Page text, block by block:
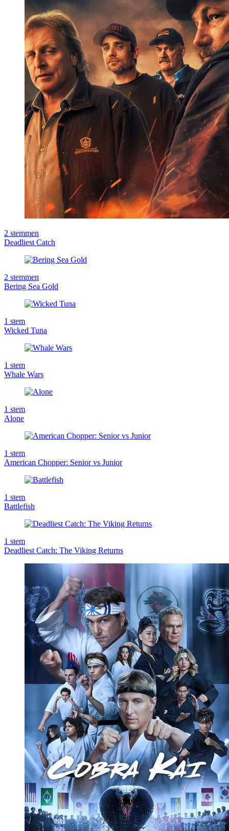
2 stemmen
Deadliest Catch
2 stemmen
Bering Sea Gold
1 stem
Wicked Tuna
1 stem
Whale Wars
1 stem
Alone
1 stem
American Chopper: Senior vs Junior
1 stem
Battlefish
1 stem
Deadliest Catch: The Viking Returns